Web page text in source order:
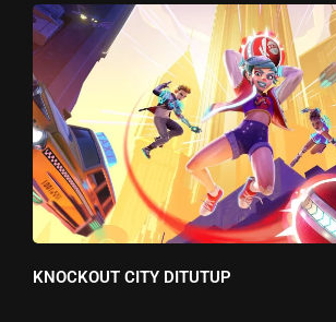
KNOCKOUT CITY DITUTUP